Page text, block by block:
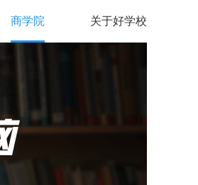
商学院 关于好学校